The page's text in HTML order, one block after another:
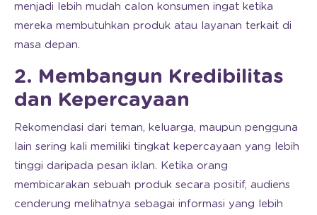
menjadi lebih mudah calon konsumen ingat ketika
mereka membutuhkan produk atau layanan terkait di
masa depan.
2. Membangun Kredibilitas
dan Kepercayaan
Rekomendasi dari teman, keluarga, maupun pengguna
lain sering kali memiliki tingkat kepercayaan yang lebih
tinggi daripada pesan iklan. Ketika orang
membicarakan sebuah produk secara positif, audiens
cenderung melihatnya sebagai informasi yang lebih